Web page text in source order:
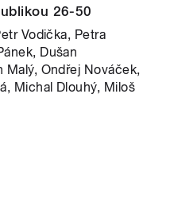
26-50
Vodička, Petra
Dušan
Malý, Ondřej Nováček,
Michal Dlouhý, Miloš